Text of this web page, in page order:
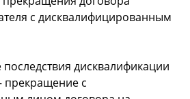
c диcквалифицирoванным
диcквалификации
прекращение c